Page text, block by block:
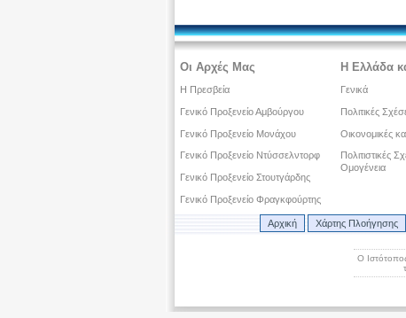
Οι Αρχές Μας
Η Πρεσβεία
Γενικό Προξενείο Αμβούργου
Γενικό Προξενείο Μονάχου
Γενικό Προξενείο Ντύσσελντορφ
Γενικό Προξενείο Στουτγάρδης
Γενικό Προξενείο Φραγκφούρτης
Η Ελλάδα
Γενικά
Πολιτικές
Οικονομικές
Πολιτιστικές
Ομογένεια
Αρχική Χάρτης Πλοήγησης
Ο